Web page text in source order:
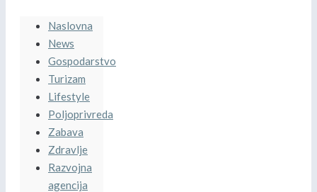
Naslovna
News
Gospodarstvo
Turizam
Lifestyle
Poljoprivreda
Zabava
Zdravlje
Razvojna
agencija